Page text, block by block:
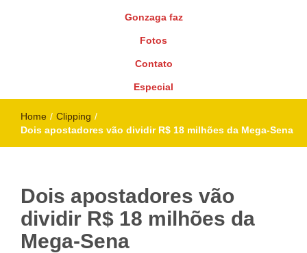
Gonzaga faz
Fotos
Contato
Especial
Home / Clipping /
Dois apostadores vão dividir R$ 18 milhões da Mega-Sena
Dois apostadores vão
dividir R$ 18 milhões da
Mega-Sena